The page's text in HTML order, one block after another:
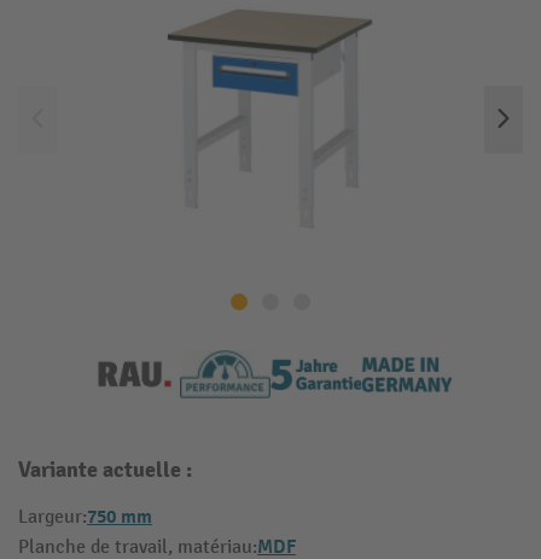
Variante actuelle :
Largeur:750 mm
Planche de travail, matériau:MDF